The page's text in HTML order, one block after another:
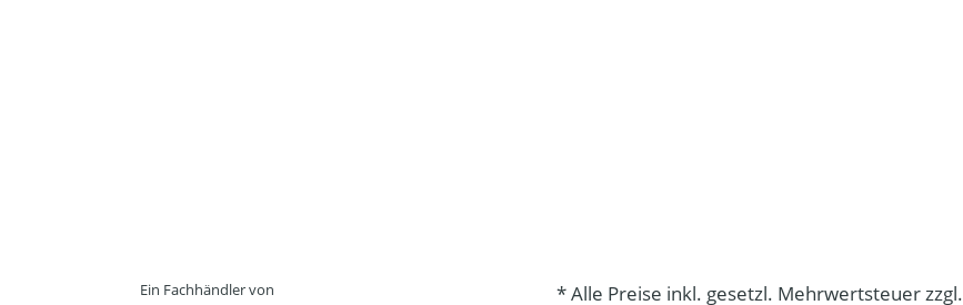
Ein Fachhändler von * Alle Preise inkl. gesetzl. Mehrwertsteuer zzgl.